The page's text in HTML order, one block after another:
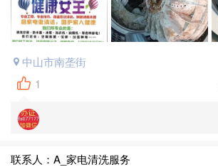
中山市南垄街
1
联系人：A_家电清洗服务